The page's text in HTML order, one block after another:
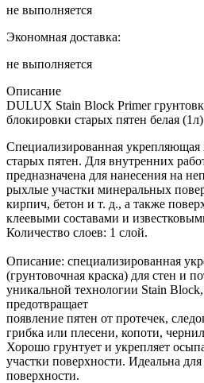
не выполняется
Экономная доставка:
не выполняется
Описание
DULUX Stain Block Primer
блокировки старых пятен белая (1л)
Специализированная укрепляющая
старых пятен. Для внутренних
предназначена для нанесения на
рыхлые участки минеральных
кирпич, бетон и т. д., а также
клеевыми составами и
Количество слоев: 1 слой.
Описание: специализированная
(грунтовочная краска) для стен и
уникальной технологии Stain
предотвращает
появление пятен от протечек,
грибка или плесени, копоти,
Хорошо грунтует и укрепляет
участки поверхности. Идеальна
поверхности.